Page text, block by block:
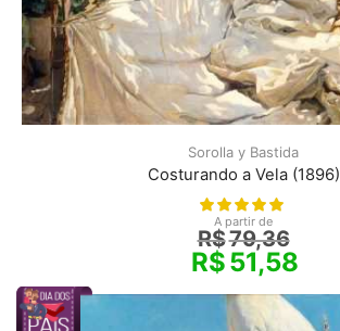
Sorolla y Bastida
Costurando a Vela (1896)
A partir de
R$79,36
R$51,58